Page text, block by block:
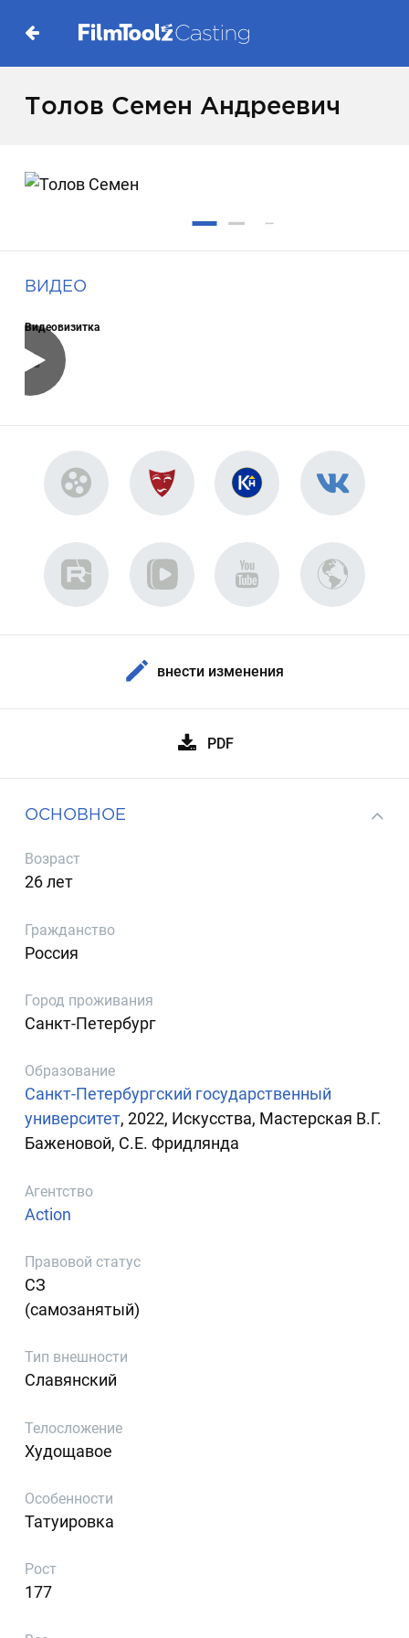
Толов Семен Андреевич
ВИДЕО
Видеовизитка
внести изменения
PDF
ОСНОВНОЕ
Возраст
26 лет
Гражданство
Россия
Город проживания
Санкт-Петербург
Образование
Санкт-Петербургский государственный
университет, 2022, Искусства, Мастерская В.Г.
Баженовой, С.Е. Фридлянда
Агентство
Action
Правовой статус
СЗ
(самозанятый)
Тип внешности
Славянский
Телосложение
Худощавое
Особенности
Татуировка
Рост
177